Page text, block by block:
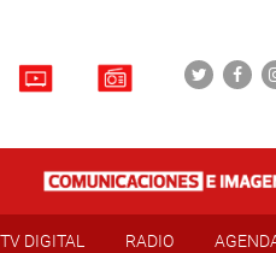
TV DIGITAL RADIO